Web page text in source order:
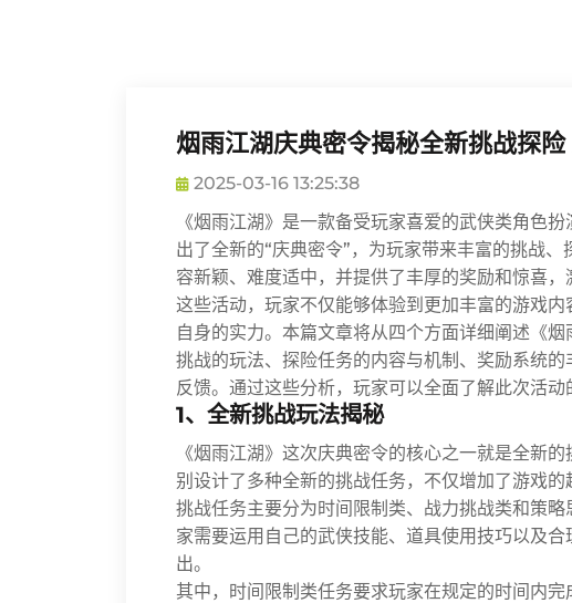
烟雨江湖庆典密令揭秘全新挑战探
2025-03-16 13:25:38
《烟雨江湖》是一款备受玩家喜爱的武侠类角色
出了全新的“庆典密令”，为玩家带来丰富的挑战
容新颖、难度适中，并提供了丰厚的奖励和惊喜
这些活动，玩家不仅能够体验到更加丰富的游戏
自身的实力。本篇文章将从四个方面详细阐述《
挑战的玩法、探险任务的内容与机制、奖励系统
反馈。通过这些分析，玩家可以全面了解此次活动
1、全新挑战玩法揭秘
《烟雨江湖》这次庆典密令的核心之一就是全新
别设计了多种全新的挑战任务，不仅增加了游戏
挑战任务主要分为时间限制类、战力挑战类和策
家需要运用自己的武侠技能、道具使用技巧以及
出。
其中，时间限制类任务要求玩家在规定的时间内